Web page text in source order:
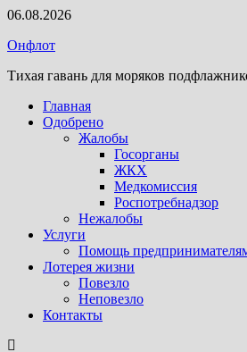
Перейти
содержимому
06.08.2026
Онфлот
Тихая гавань для моряков
Главная
Одобрено
Жалобы
Госорганы
ЖКХ
Медкомиссия
Роспотребнадзор
Нежалобы
Услуги
Помощь
Лотерея жизни
Повезло
Неповезло
Контакты